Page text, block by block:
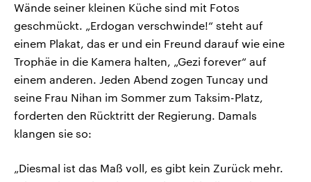
Wände seiner kleinen Küche sind mit Fotos
geschmückt. „Erdogan verschwinde!“ steht auf
einem Plakat, das er und ein Freund darauf wie eine
Trophäe in die Kamera halten, „Gezi forever“ auf
einem anderen. Jeden Abend zogen Tuncay und
seine Frau Nihan im Sommer zum Taksim-Platz,
forderten den Rücktritt der Regierung. Damals
klangen sie so:
„Diesmal ist das Maß voll, es gibt kein Zurück mehr.